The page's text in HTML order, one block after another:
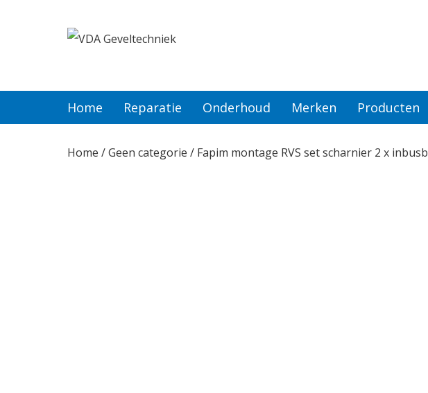
Home Reparatie Onderhoud Merken Producten
Home /Geen categorie / Fapim montage RVS set scharnier 2 x